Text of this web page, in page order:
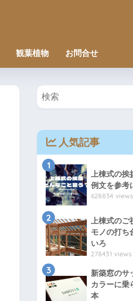
観葉植物 お問合せ
人気記事
1
上棟式の挨
例文を参考
628834 views
2
上棟式の
モノの打ち
いろ
278431 views
3
新築窓のサ
カラーに乗
本